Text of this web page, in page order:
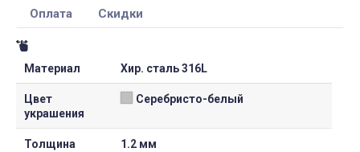
Оплата Скидки
Материал Хир. сталь 316L
Цвет
украшения
Серебристо-белый
Толщина 1.2 мм